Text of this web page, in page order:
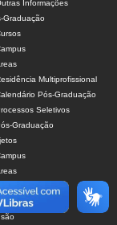
Informações
Graduação
Multiprofissional
Pós-Graduação
Seletivos
Graduação